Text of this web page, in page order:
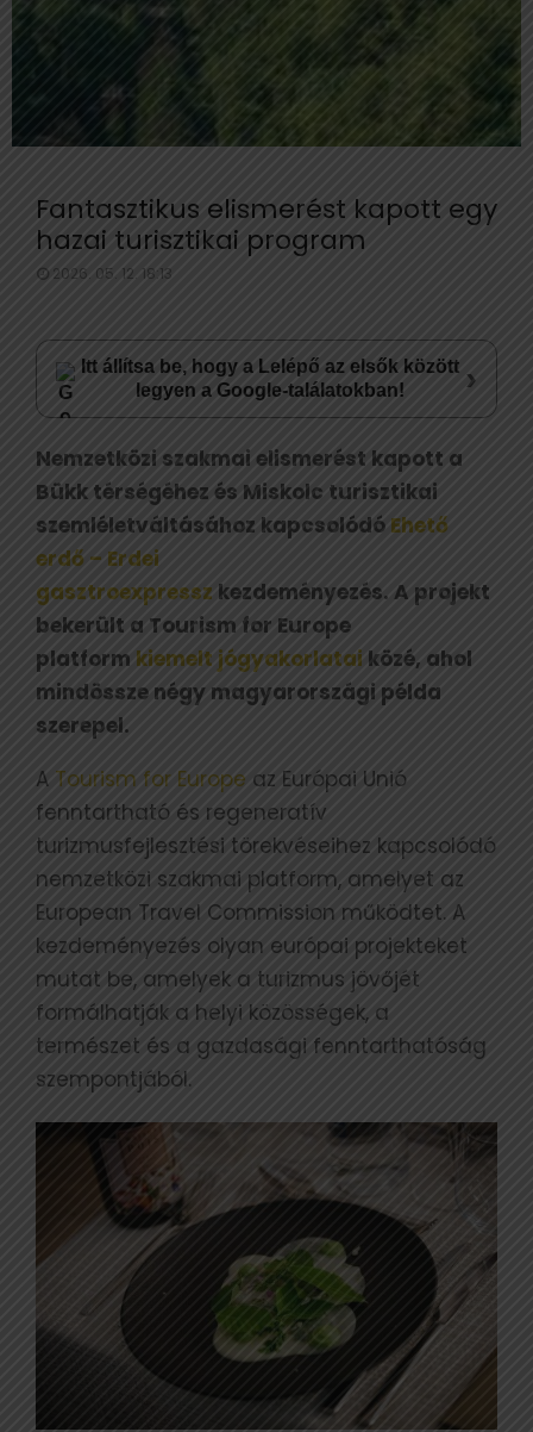
Fantasztikus elismerést kapott egy
hazai turisztikai program
2026. 05. 12. 18:13
Itt állítsa be, hogy a Lelépő az elsők között
legyen a Google-találatokban!
›
Nemzetközi szakmai elismerést kapott a
Bükk térségéhez és Miskolc turisztikai
szemléletváltásához kapcsolódó Ehető
erdő – Erdei
gasztroexpressz kezdeményezés. A projekt
bekerült a Tourism for Europe
platform kiemelt jógyakorlatai közé, ahol
mindössze négy magyarországi példa
szerepel.
A Tourism for Europe az Európai Unió
fenntartható és regeneratív
turizmusfejlesztési törekvéseihez kapcsolódó
nemzetközi szakmai platform, amelyet az
European Travel Commission működtet. A
kezdeményezés olyan európai projekteket
mutat be, amelyek a turizmus jövőjét
formálhatják a helyi közösségek, a
természet és a gazdasági fenntarthatóság
szempontjából.